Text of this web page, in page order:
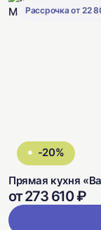
Рассрочка от 22
-20%
Прямая кухня
от 273 610 ₽